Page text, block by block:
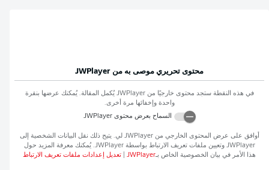
محتوى تحريري موصى به من JWPlayer
في هذه النقطة ستجد محتوى خارجيًا منJWPlayer يُكمل المقالة. يُمكنك عرضها بنقرة
واحدة وإخفائها مرة أخرى.
السماح بعرض محتوىJWPlayer
أوافق على عرض المحتوى الخارجي منJWPlayer لي. يتيح ذلك نقل البيانات الشخصية إلى
JWPlayer وتعيين ملفات تعريف الارتباط بواسطةJWPlayer. يُمكنك معرفة المزيد حول
هذا الأمر في بيان الخصوصية الخاص بـJWPlayer تعديل إعدادات ملفات تعريف الارتباط